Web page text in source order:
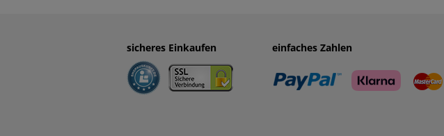
sicheres Einkaufen einfaches Zahlen